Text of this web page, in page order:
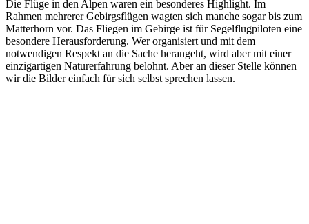
Die Flüge in den Alpen waren ein besonderes Highlight. Im
Rahmen mehrerer Gebirgsflügen wagten sich manche sogar bis zum
Matterhorn vor. Das Fliegen im Gebirge ist für Segelflugpiloten eine
besondere Herausforderung. Wer organisiert und mit dem
notwendigen Respekt an die Sache herangeht, wird aber mit einer
einzigartigen Naturerfahrung belohnt. Aber an dieser Stelle können
wir die Bilder einfach für sich selbst sprechen lassen.